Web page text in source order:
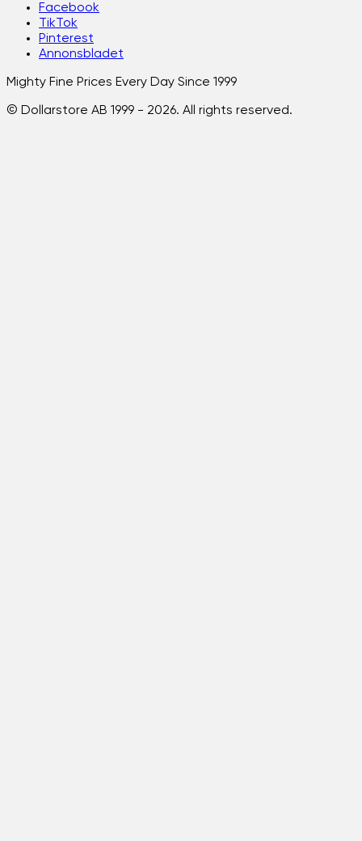
Facebook
TikTok
Pinterest
Annonsbladet
Mighty Fine Prices Every Day Since 1999
© Dollarstore AB 1999 - 2026. All rights reserved.